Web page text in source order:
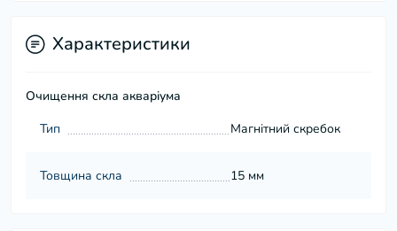
Характеристики
Очищення скла акваріума
Тип
Магнітний скребок
Товщина скла 15 мм